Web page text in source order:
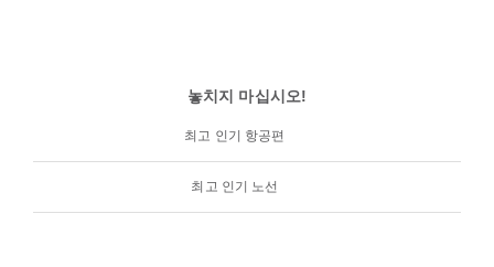
놓치지 마십시오!
최고 인기 항공편
최고 인기 노선